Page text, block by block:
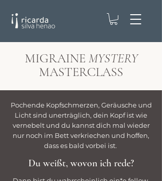
MIGRAINE MYSTERY
MASTERCLASS
Pochende Kopfschmerzen, Geräusche und
Licht sind unerträglich, dein Kopf ist wie
vernebelt und du kannst dich mal wieder
nur noch im Bett verkriechen und hoffen,
dass es bald vorbei ist.
Du weißt, wovon ich rede?